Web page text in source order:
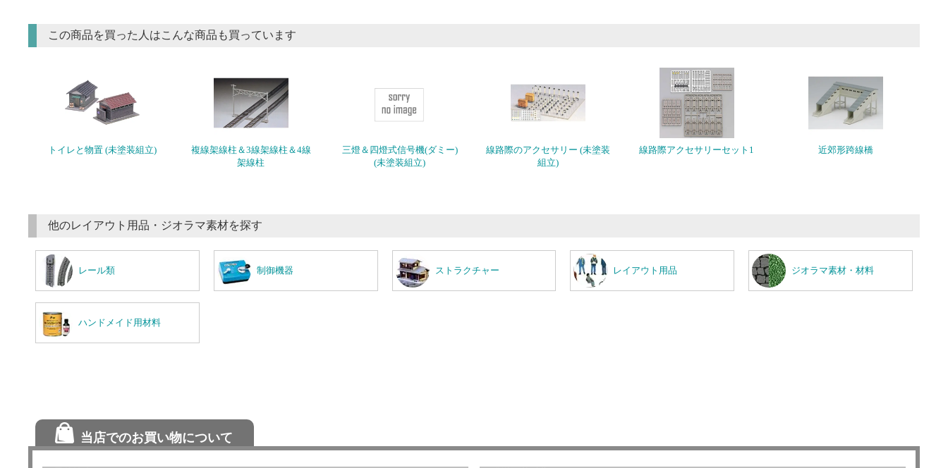
この商品を買った人はこんな商品も買っています
トイレと物置 (未塗装組立)
複線架線柱＆3線架線柱＆4線
架線柱
三燈＆四燈式信号機(ダミー)
(未塗装組立)
線路際のアクセサリー (未塗装
組立)
線路際アクセサリーセット1 近郊形跨線橋
他のレイアウト用品・ジオラマ素材を探す
レール類 制御機器 ストラクチャー レイアウト用品 ジオラマ素材・材料
ハンドメイド用材料
当店でのお買い物について